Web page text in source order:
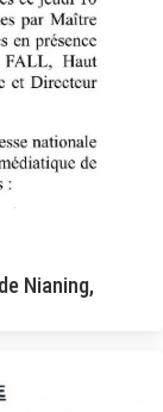
Nianing,